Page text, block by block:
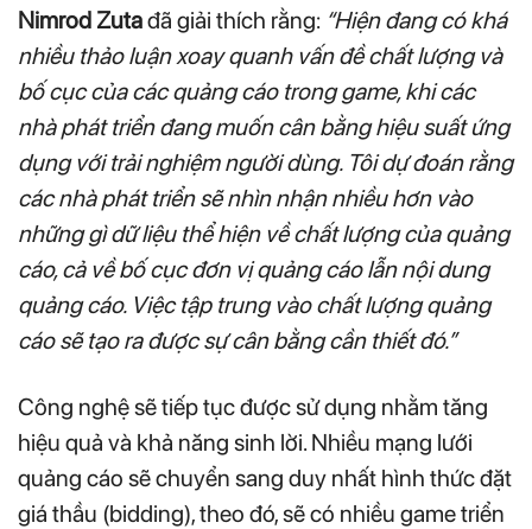
Nimrod Zutađã giải thích rằng: “Hiện đang có khá
nhiều thảo luận xoay quanh vấn đề chất lượng và
bố cục của các quảng cáo trong game, khi các
nhà phát triển đang muốn cân bằng hiệu suất ứng
dụng với trải nghiệm người dùng. Tôi dự đoán rằng
các nhà phát triển sẽ nhìn nhận nhiều hơn vào
những gì dữ liệu thể hiện về chất lượng của quảng
cáo, cả về bố cục đơn vị quảng cáo lẫn nội dung
quảng cáo. Việc tập trung vào chất lượng quảng
cáo sẽ tạo ra được sự cân bằng cần thiết đó.”
Công nghệ sẽ tiếp tục được sử dụng nhằm tăng
hiệu quả và khả năng sinh lời. Nhiều mạng lưới
quảng cáo sẽ chuyển sang duy nhất hình thức đặt
giá thầu (bidding), theo đó, sẽ có nhiều game triển